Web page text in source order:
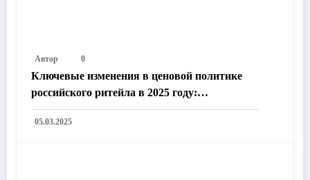
Автор 0
Ключевые изменения в ценовой политике
российского ритейла в 2025 году:
Технологии, законодательство и рыночные
тренды
05.03.2025